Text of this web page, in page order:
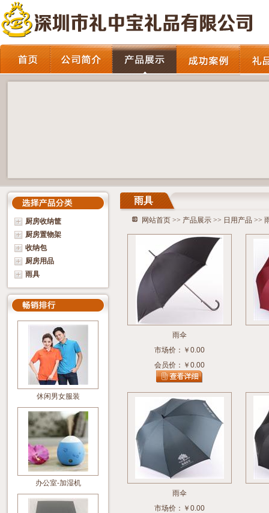
厨房收纳筐
厨房置物架
收纳包
厨房用品
雨具
休闲男女服装
办公室-加湿机
雨具
网站首页 >> 产品展示 >> 日用产品 >>
雨伞
市场价：￥0.00
会员价：￥0.00
雨伞
市场价：￥0.00